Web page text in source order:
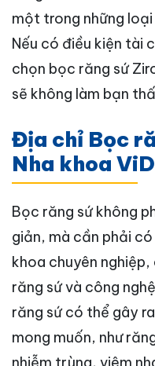
một trong những
Nếu có điều kiện tài
chọn bọc răng sứ
sẽ không làm bạn
Địa chỉ Bọc
Nha khoa
Bọc răng sứ không
giản, mà cần phải
khoa chuyên
răng sứ và công
răng sứ có thể gây
mong muốn, như
nhiễm trùng, viêm